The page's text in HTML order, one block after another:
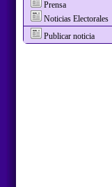
Prensa
Noticias Electorales
Publicar noticia